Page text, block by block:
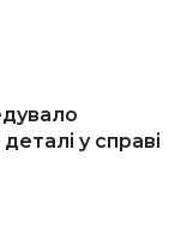
у справі